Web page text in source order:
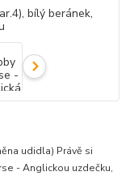
udidla) Právě si
- Anglickou uzdečku,